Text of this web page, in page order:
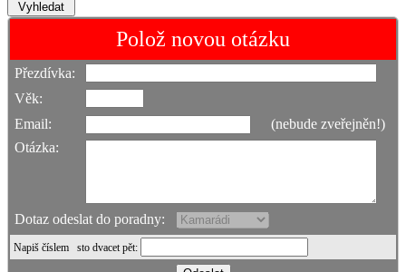
Polož novou otázku
Přezdívka:
Věk:
Email:
(nebude zveřejněn!)
Otázka:
Dotaz odeslat do poradny:
Napiš číslem sto dvacet pět: